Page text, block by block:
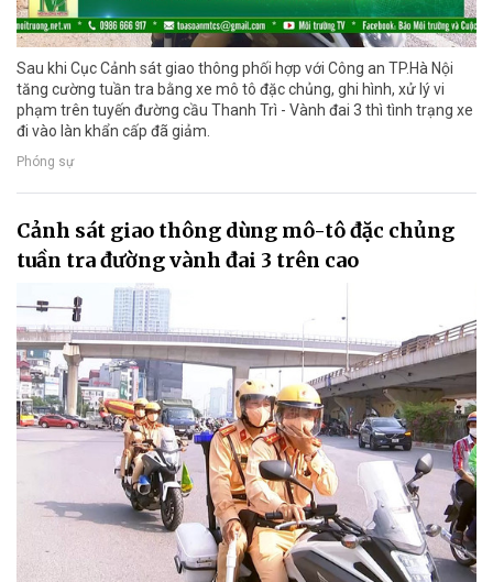
Sau khi Cục Cảnh sát giao thông phối hợp với Công an TP.Hà Nội
tăng cường tuần tra bằng xe mô tô đặc chủng, ghi hình, xử lý vi
phạm trên tuyến đường cầu Thanh Trì - Vành đai 3 thì tình trạng xe
đi vào làn khẩn cấp đã giảm.
Phóng sự
Cảnh sát giao thông dùng mô-tô đặc chủng
tuần tra đường vành đai 3 trên cao